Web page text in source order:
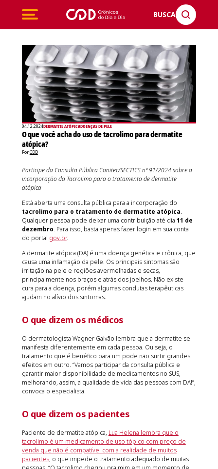
BUSCA
04.12.2024DERMATITE ATÓPICADOENÇAS DE PELE
O que você acha do uso de tacrolimo para dermatite
atópica?
PorCDD
Participe da Consulta Pública Conitec/SECTICS nº 91/2024 sobre a
incorporação do Tacrolimo para o tratamento de dermatite
atópica
Está aberta uma consulta pública para a incorporação do
tacrolimo para o tratamento de dermatite atópica.
Qualquer pessoa pode deixar uma contribuição até dia 11 de
dezembro. Para isso, basta apenas fazer login em sua conta
do portal gov.br.
A dermatite atópica (DA) é uma doença genética e crônica, que
causa uma inflamação da pele. Os principais sintomas são
irritação na pele e regiões avermelhadas e secas,
principalmente nos braços e atrás dos joelhos. Não existe
cura para a doença, porém algumas condutas terapêuticas
ajudam no alívio dos sintomas.
O que dizem os médicos
O dermatologista Wagner Galvão lembra que a dermatite se
manifesta diferentemente em cada pessoa. Ou seja, o
tratamento que é benéfico para um pode não surtir grandes
efeitos em outro. “Vamos participar da consulta pública e
garantir maior disponibilidade de medicamentos no SUS,
melhorando, assim, a qualidade de vida das pessoas com DA!”,
convoca o especialista.
O que dizem os pacientes
Paciente de dermatite atópica, Lua Helena lembra que o
tacrolimo é um medicamento de uso tópico com preço de
venda que não é compatível com a realidade de muitos
pacientes, o que impede o tratamento adequado de muitas